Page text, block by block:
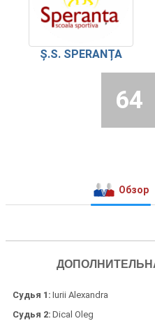
Ș.S. SPERANȚA
64
Обзор
Судья 1 Iurii Alexandra
Судья 2 Dical Oleg